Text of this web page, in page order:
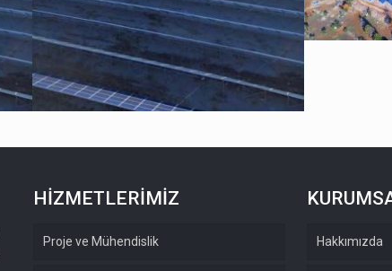
HİZMETLERİMİZ
Proje ve Mühendislik Hakkımızda